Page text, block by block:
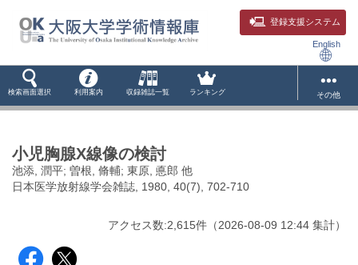
登録支援システム
English
検索画面選択 利用案内 収録雑誌一覧 ランキング その他
小児胸腺X線像の検討
池添, 潤平; 曽根, 脩輔; 東原, 悳郎 他
日本医学放射線学会雑誌, 1980, 40(7), 702-710
アクセス数:2,615件 （2026-08-09 12:44 集計）